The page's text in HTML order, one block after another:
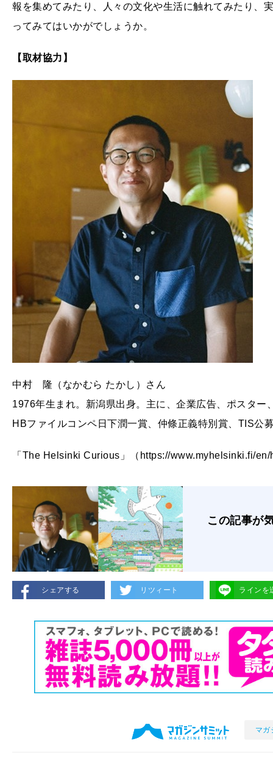
報を集めてみたり、人々の文化や生活に触れてみたり、
ってみてはいかがでしょうか。
【取材協力】
中村 隆（なかむら たかし）さん
1976年生まれ。新潟県出身。主に、企業広告、ポスタ
HBファイルコンペ日下潤一賞、仲條正義特別賞、TIS公
「The Helsinki Curious」（https://www.myhelsinki.fi/
この記事が
シェアする リツィート ラインを
マガ